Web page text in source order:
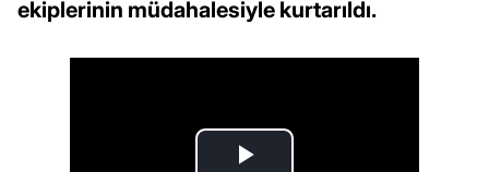
ekiplerinin müdahalesiyle kurtarıldı.